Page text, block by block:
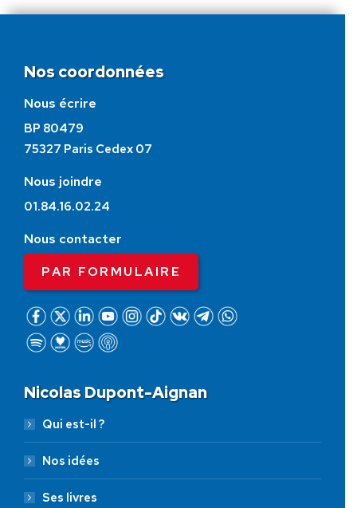
Nos coordonnées
Nous écrire
BP 80479
75327 Paris Cedex 07
Nous joindre
01.84.16.02.24
Nous contacter
PAR FORMULAIRE
Nicolas Dupont-Aignan
Qui est-il ?
Nos idées
Ses livres